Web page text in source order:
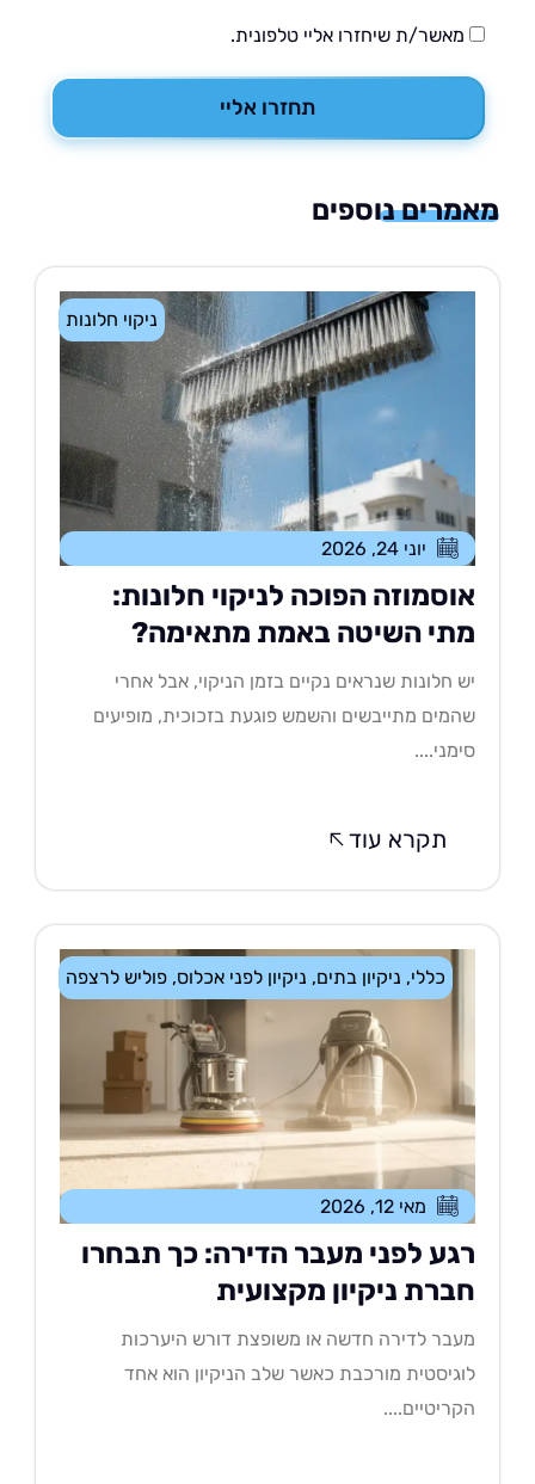
מאשר/ת שיחזרו אליי טלפונית.
תחזרו אליי
נוספים
ניקוי חלונות
יוני 24, 2026
הפוכה לניקוי חלונות:
השיטה באמת מתאימה?
חלונות שנראים נקיים בזמן הניקוי, אבל אחרי
מתייבשים והשמש פוגעת בזכוכית, מופיעים
תקרא עוד
ניקיון בתים,ניקיון לפני אכלוס,פוליש לרצפה
מאי 12, 2026
לפני מעבר הדירה: כך תבחרו
ניקיון מקצועית
לדירה חדשה או משופצת דורש היערכות
מורכבת כאשר שלב הניקיון הוא אחד